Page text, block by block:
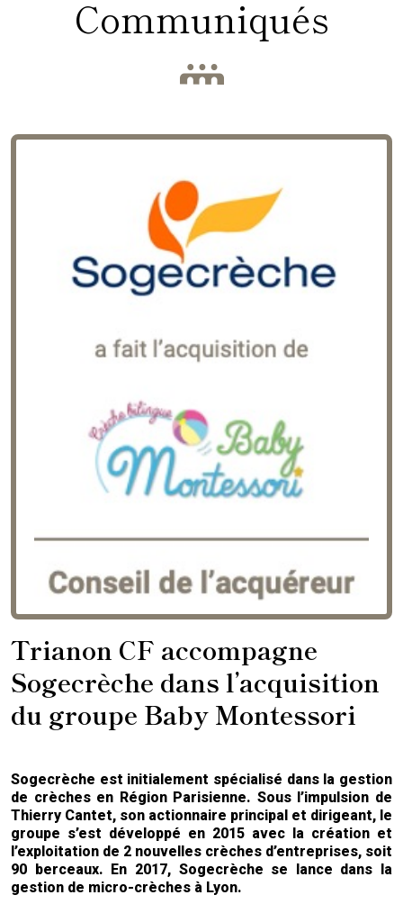
Communiqués
Trianon CF accompagne
Sogecrèche dans l’acquisition
du groupe Baby Montessori
Sogecrèche est initialement spécialisé dans la gestion
de crèches en Région Parisienne. Sous l’impulsion de
Thierry Cantet, son actionnaire principal et dirigeant, le
groupe s’est développé en 2015 avec la création et
l’exploitation de 2 nouvelles crèches d’entreprises, soit
90 berceaux. En 2017, Sogecrèche se lance dans la
gestion de micro-crèches à Lyon.